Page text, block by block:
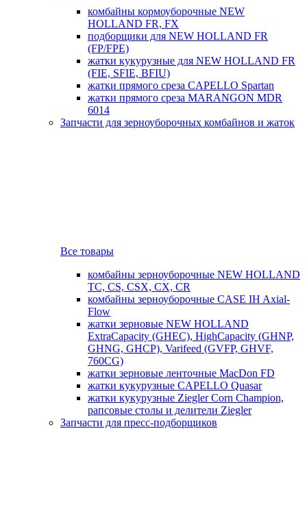
комбайны кормоуборочные NEW
HOLLAND FR, FX
подборщики для NEW HOLLAND FR
(FP/FPE)
жатки кукурузные для NEW HOLLAND FR
(FIE, SFIE, BFIU)
жатки прямого среза CAPELLO Spartan
жатки прямого среза MARANGON MDR
6014
Запчасти для зерноуборочных комбайнов и жаток
Все товары
комбайны зерноуборочные NEW HOLLAND
TC, CS, CSX, CX, CR
комбайны зерноуборочные CASE IH Axial-
Flow
жатки зерновые NEW HOLLAND
ExtraCapacity (GHEC), HighCapacity (GHNP,
GHNG, GHCP), Varifeed (GVFP, GHVF,
760CG)
жатки зерновые ленточные MacDon FD
жатки кукурузные CAPELLO Quasar
жатки кукурузные Ziegler Corn Champion,
рапсовые столы и делители Ziegler
Запчасти для пресс-подборщиков